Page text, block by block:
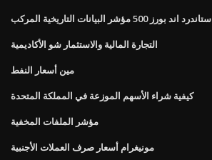
ستاندرد اند بورز 500 مؤشر البيانات التاريخية المركب
التجارة المالية والاستثمار شو الأكاديمية
مين أسعار النفط
كيفية شراء الأسهم الموزعة في المملكة المتحدة
مؤشر الملفات المخفية
مونيغرام أسعار صرف العملات الأجنبية